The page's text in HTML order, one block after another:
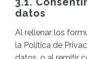
datos
Al rellenar los
la Política de